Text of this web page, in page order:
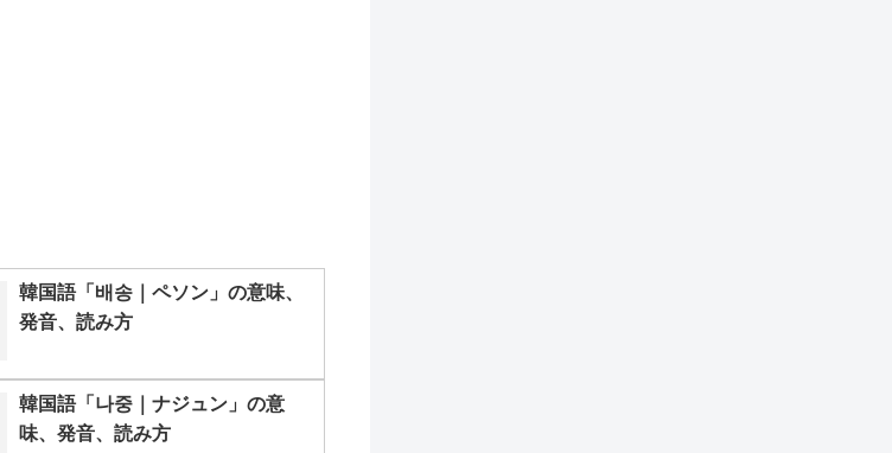
韓国語「배송｜ペソン」の意味、
発音、読み方
韓国語「나중｜ナジュン」の意
味、発音、読み方